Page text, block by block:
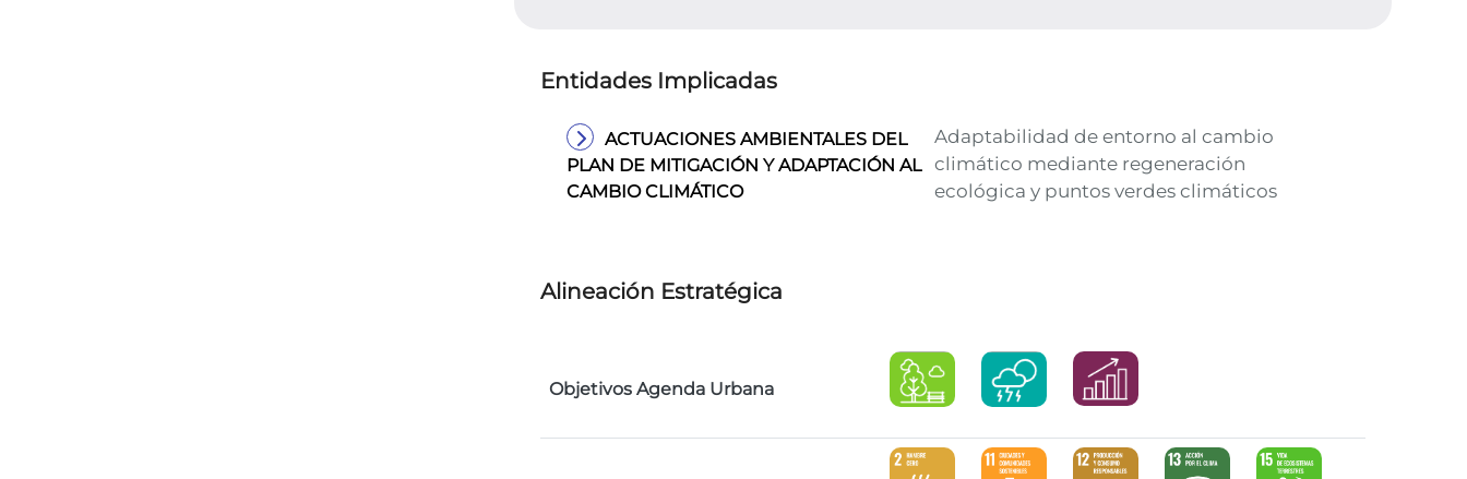
Entidades Implicadas
ACTUACIONES AMBIENTALES DEL
PLAN DE MITIGACIÓN Y ADAPTACIÓN AL
CAMBIO CLIMÁTICO
Adaptabilidad de entorno al cambio
climático mediante regeneración
ecológica y puntos verdes climáticos
Alineación Estratégica
Objetivos Agenda Urbana